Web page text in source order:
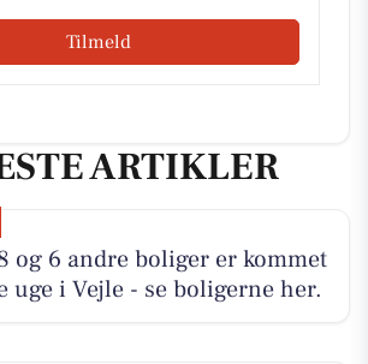
Tilmeld
ARTIKLER
og 6 andre boliger er kommet
uge i Vejle - se boligerne her.